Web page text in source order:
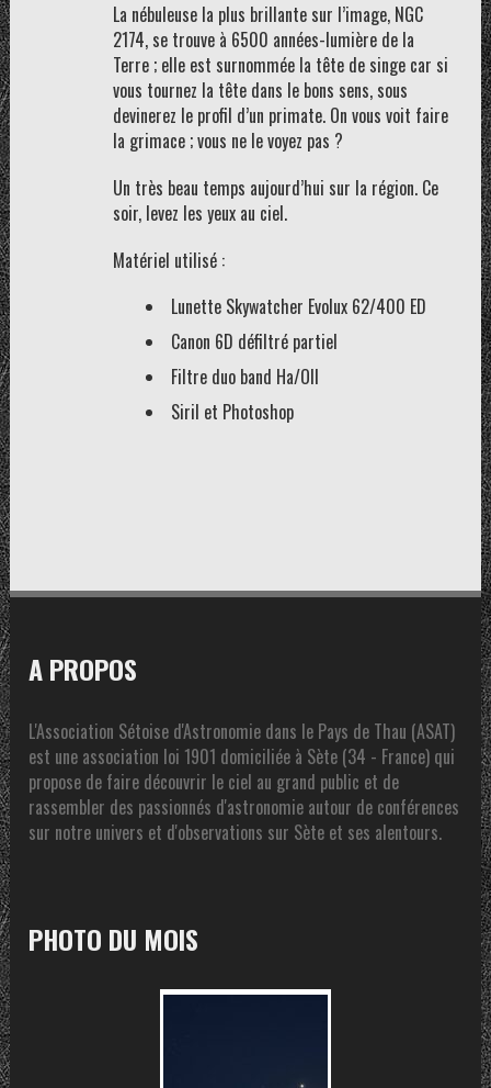
La nébuleuse la plus brillante sur l’image, NGC
2174, se trouve à 6500 années-lumière de la
Terre ; elle est surnommée la tête de singe car si
vous tournez la tête dans le bons sens, sous
devinerez le profil d’un primate. On vous voit faire
la grimace ; vous ne le voyez pas ?
Un très beau temps aujourd’hui sur la région. Ce
soir, levez les yeux au ciel.
Matériel utilisé :
Lunette Skywatcher Evolux 62/400 ED
Canon 6D défiltré partiel
Filtre duo band Ha/OII
Siril et Photoshop
A PROPOS
L'Association Sétoise d'Astronomie dans le Pays de Thau (ASAT)
est une association loi 1901 domiciliée à Sète (34 - France) qui
propose de faire découvrir le ciel au grand public et de
rassembler des passionnés d'astronomie autour de conférences
sur notre univers et d'observations sur Sète et ses alentours.
PHOTO DU MOIS